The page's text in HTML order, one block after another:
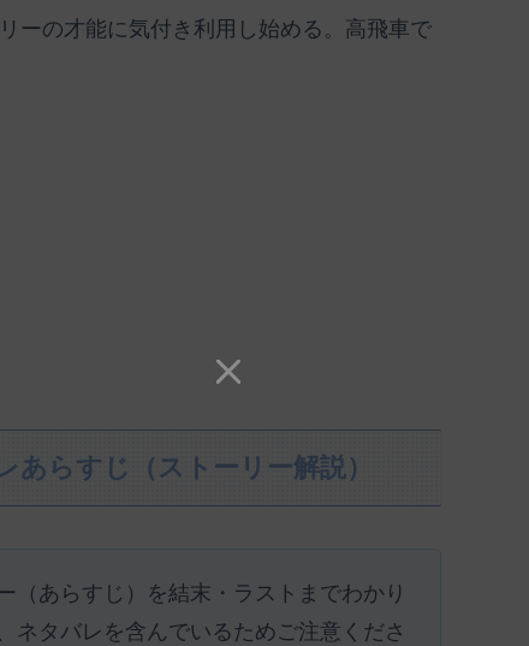
ーの才能に気付き利用し始める。高飛車で
らすじ（ストーリー解説）
（あらすじ）を結末・ラストまでわかり
ネタバレを含んでいるためご注意くださ